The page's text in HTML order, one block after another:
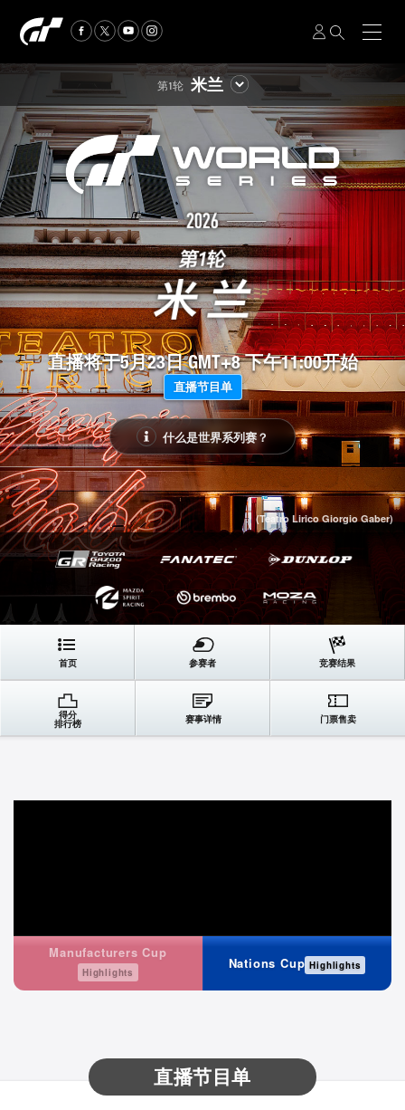
第1轮 米兰
直播将于5月23日 GMT+8 下午11:00开始
直播节目单
什么是世界系列赛？
(Teatro Lirico Giorgio Gaber)
首页 参赛者 竞赛结果
得分
排行榜 赛事详情 门票售卖
Manufacturers Cup
Highlights
Nations Cup Highlights
直播节目单